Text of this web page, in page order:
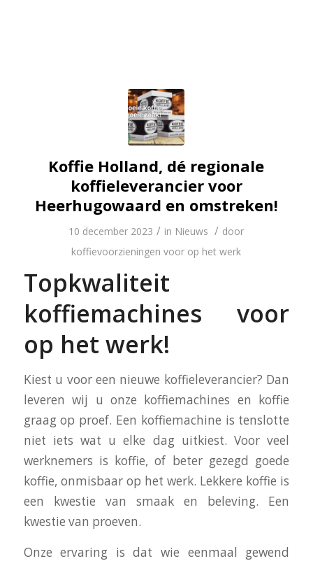
Koffie Holland, dé regionale
koffieleverancier voor
Heerhugowaard en omstreken!
10 december 2023 / in Nieuws / door
koffievoorzieningen voor op het werk
Topkwaliteit
koffiemachines voor
op het werk!
Kiest u voor een nieuwe koffieleverancier? Dan
leveren wij u onze koffiemachines en koffie
graag op proef. Een koffiemachine is tenslotte
niet iets wat u elke dag uitkiest. Voor veel
werknemers is koffie, of beter gezegd goede
koffie, onmisbaar op het werk. Lekkere koffie is
een kwestie van smaak en beleving. Een
kwestie van proeven.
Onze ervaring is dat wie eenmaal gewend